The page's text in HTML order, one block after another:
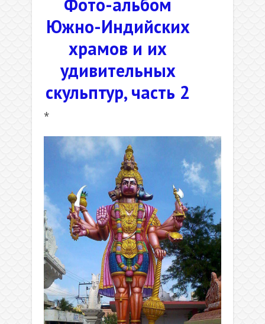
Южно-Индийских
храмов и их
удивительных
скульптур, часть 2
*